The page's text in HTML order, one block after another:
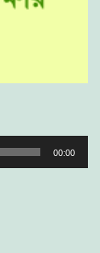
00:00